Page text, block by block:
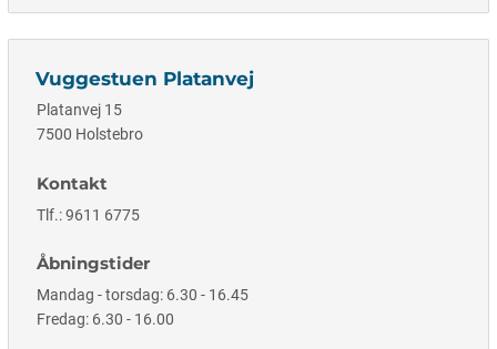
Vuggestuen Platanvej
Platanvej 15
7500 Holstebro
Kontakt
Tlf.: 9611 6775
Åbningstider
Mandag - torsdag: 6.30 - 16.45
Fredag: 6.30 - 16.00